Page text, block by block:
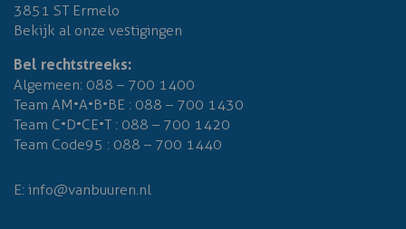
3851 ST Ermelo
Bekijk al onze vestigingen
Bel rechtstreeks:
Algemeen: 088 – 700 1400
Team AM•A•B•BE : 088 – 700 1430
Team C•D•CE•T : 088 – 700 1420
Team Code95 : 088 – 700 1440
E: info@vanbuuren.nl